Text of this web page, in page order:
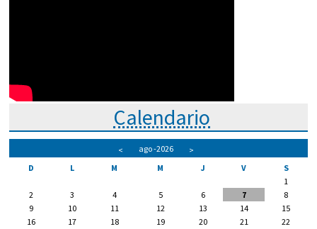
Calendario
< ago-2026
>
D
L M M J V
S
1
2
3 4 5 6 7
8
9
10 11 12 13 14
15
16
17 18 19 20 21
22